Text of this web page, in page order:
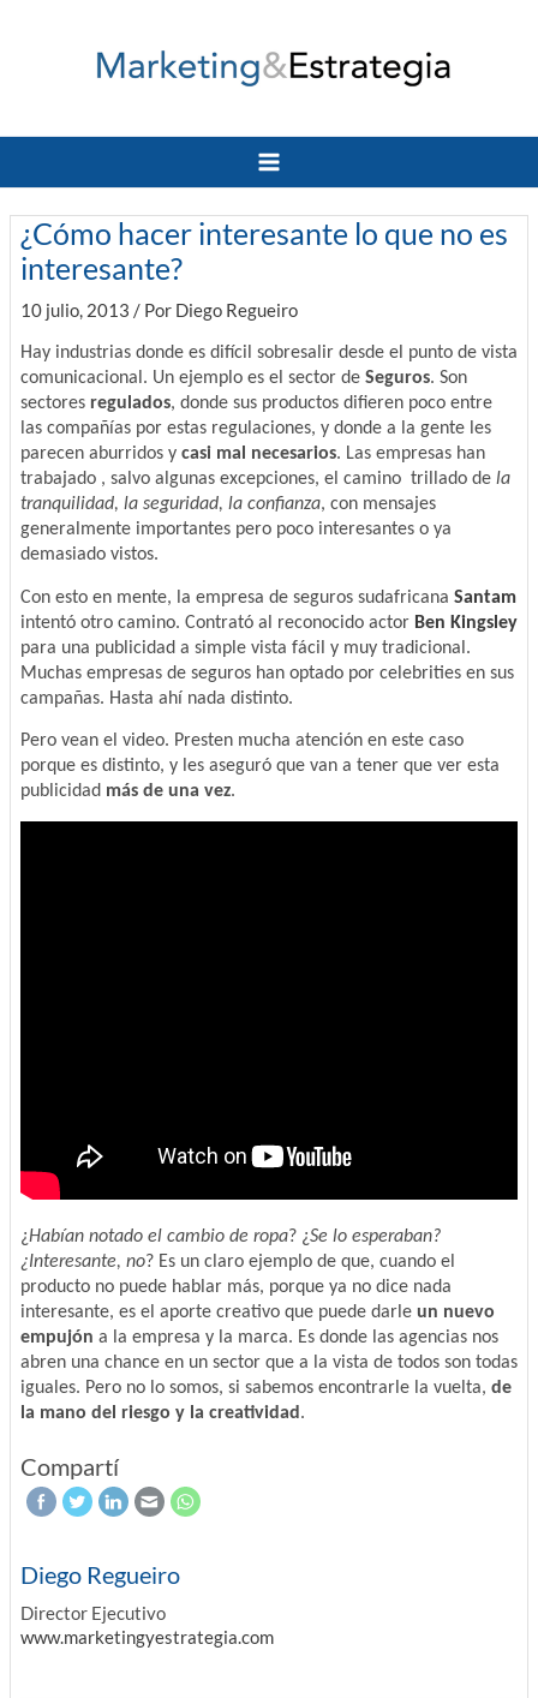
Main
Menu
¿Cómo hacer interesante lo que no es
interesante?
10 julio, 2013 / Por Diego Regueiro
Hay industrias donde es difícil sobresalir desde el punto de vista
comunicacional. Un ejemplo es el sector de Seguros. Son
sectores regulados, donde sus productos difieren poco entre
las compañías por estas regulaciones, y donde a la gente les
parecen aburridos y casi mal necesarios. Las empresas han
trabajado , salvo algunas excepciones, el camino trillado de la
tranquilidad, la seguridad, la confianza, con mensajes
generalmente importantes pero poco interesantes o ya
demasiado vistos.
Con esto en mente, la empresa de seguros sudafricana Santam
intentó otro camino. Contrató al reconocido actor Ben Kingsley
para una publicidad a simple vista fácil y muy tradicional.
Muchas empresas de seguros han optado por celebrities en sus
campañas. Hasta ahí nada distinto.
Pero vean el video. Presten mucha atención en este caso
porque es distinto, y les aseguró que van a tener que ver esta
publicidad más de una vez.
¿Habían notado el cambio de ropa? ¿Se lo esperaban?
¿Interesante, no? Es un claro ejemplo de que, cuando el
producto no puede hablar más, porque ya no dice nada
interesante, es el aporte creativo que puede darle un nuevo
empujón a la empresa y la marca. Es donde las agencias nos
abren una chance en un sector que a la vista de todos son todas
iguales. Pero no lo somos, si sabemos encontrarle la vuelta, de
la mano del riesgo y la creatividad.
Compartí
Diego Regueiro
Director Ejecutivo
www.marketingyestrategia.com